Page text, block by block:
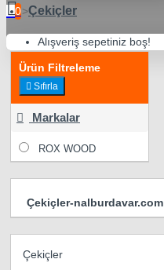
0
Alışveriş sepetiniz boş!
Çekiçler
Ürün Filtreleme
Sıfırla
Markalar
ROX WOOD
Çekiçler-nalburdavar.com
Çekiçler